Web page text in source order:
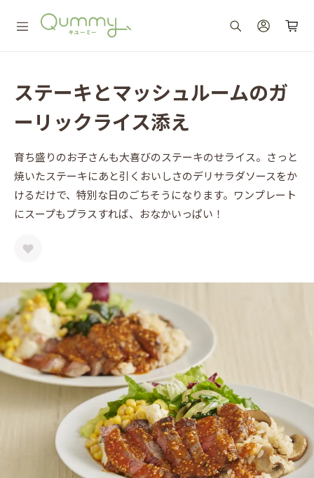
ステーキとマッシュルームのガ
ーリックライス添え
育ち盛りのお子さんも大喜びのステーキのせライス。さっと
焼いたステーキにあと引くおいしさのデリサラダソースをか
けるだけで、特別な日のごちそうになります。ワンプレート
にスープもプラスすれば、おなかいっぱい！